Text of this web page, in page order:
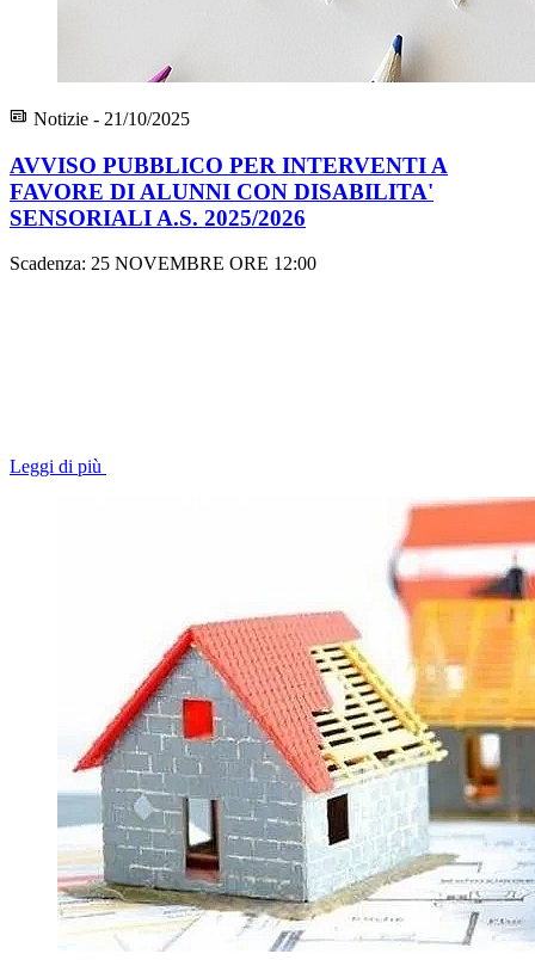
Notizie - 21/10/2025
AVVISO PUBBLICO PER INTERVENTI A
FAVORE DI ALUNNI CON DISABILITA'
SENSORIALI A.S. 2025/2026
Scadenza: 25 NOVEMBRE ORE 12:00
Leggi di più